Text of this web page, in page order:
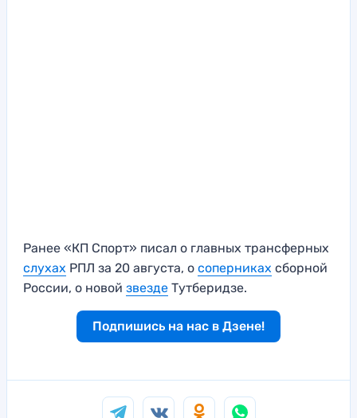
Ранее «КП Спорт» писал о главных трансферных
слухах РПЛ за 20 августа, о соперниках сборной
России, о новой звезде Тутберидзе.
Подпишись на нас в Дзене!